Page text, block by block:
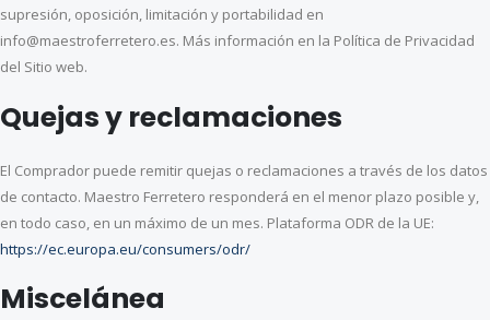
supresión, oposición, limitación y portabilidad en
info@maestroferretero.es. Más información en la Política de Privacidad
del Sitio web.
Quejas y reclamaciones
El Comprador puede remitir quejas o reclamaciones a través de los datos
de contacto. Maestro Ferretero responderá en el menor plazo posible y,
en todo caso, en un máximo de un mes. Plataforma ODR de la UE:
https://ec.europa.eu/consumers/odr/
Miscelánea